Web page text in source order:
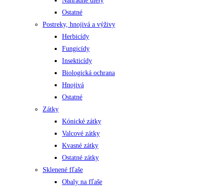
Ostatné
Postreky, hnojivá a výživy
Herbicídy
Fungicídy
Insekticídy
Biologická ochrana
Hnojivá
Ostatné
Zátky
Kónické zátky
Valcové zátky
Kvasné zátky
Ostatné zátky
Sklenené fľaše
Obaly na fľaše